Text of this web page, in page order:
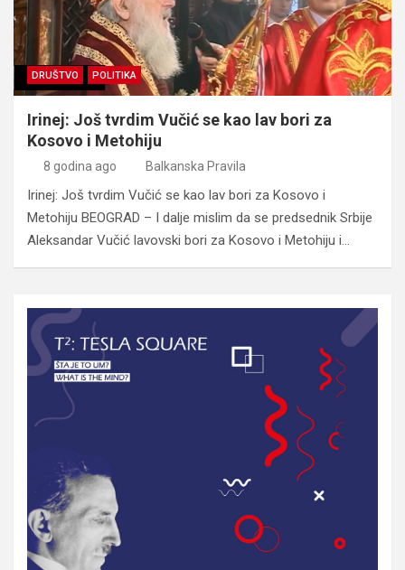
DRUŠTVO POLITIKA
Irinej: Još tvrdim Vučić se kao lav bori za
Kosovo i Metohiju
8 godina ago Balkanska Pravila
Irinej: Još tvrdim Vučić se kao lav bori za Kosovo i
Metohiju BEOGRAD – I dalje mislim da se predsednik Srbije
Aleksandar Vučić lavovski bori za Kosovo i Metohiju i…